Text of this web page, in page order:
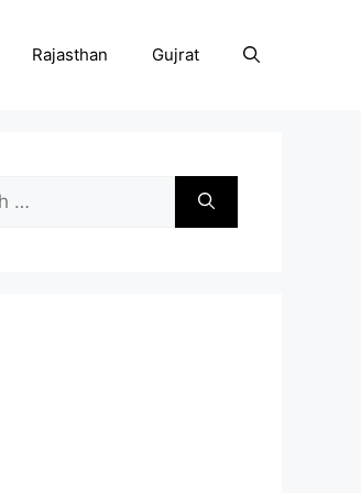
Rajasthan Gujrat